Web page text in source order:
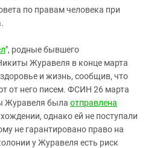
по правам человека при
", родные бывшего
Журавеля в конце марта
и жизнь, сообщив, что
от него писем. ФСИН 26 марта
Журавеля была отправлена
однако ей не поступали
не гарантировано право на
у Журавеля есть риск